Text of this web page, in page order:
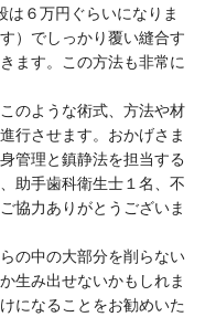
は６万円ぐらいになりま
）でしっかり覆い縫合す
ます。この方法も非常に
のような術式、方法や材
行させます。おかげさま
管理と鎮静法を担当する
助手歯科衛生士１名、不
協力ありがとうございま
の中の大部分を削らない
生み出せないかもしれま
になることをお勧めいた